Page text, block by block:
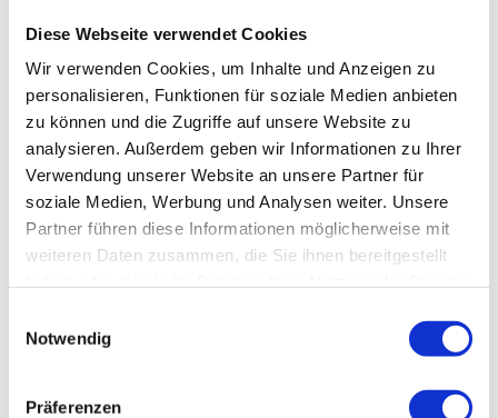
Diese Webseite verwendet Cookies
Wir verwenden Cookies, um Inhalte und Anzeigen zu
personalisieren, Funktionen für soziale Medien anbieten
zu können und die Zugriffe auf unsere Website zu
analysieren. Außerdem geben wir Informationen zu Ihrer
Verwendung unserer Website an unsere Partner für
soziale Medien, Werbung und Analysen weiter. Unsere
Partner führen diese Informationen möglicherweise mit
weiteren Daten zusammen, die Sie ihnen bereitgestellt
Notwendig
Präferenzen
E-Mail: info@herz-lunge-fuerth.de
+49 (0) 911 50 72 08 08
Berufliche Qualifikationen
Schwerpunktbezeichnungen: Kardiologie
Ambulantes BehandlungsCentrum Fürth
Ambulantes BehandlungsCentrum, Fürth
90762 Fürth